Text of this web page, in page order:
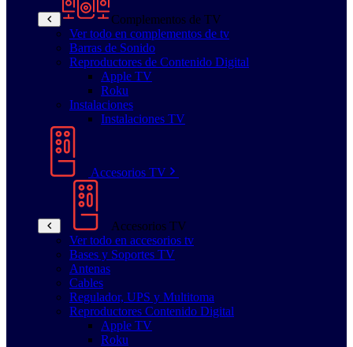
Complementos de TV
Ver todo en complementos de tv
Barras de Sonido
Reproductores de Contenido Digital
Apple TV
Roku
Instalaciones
Instalaciones TV
Accesorios TV
Accesorios TV
Ver todo en accesorios tv
Bases y Soportes TV
Antenas
Cables
Regulador, UPS y Multitoma
Reproductores Contenido Digital
Apple TV
Roku